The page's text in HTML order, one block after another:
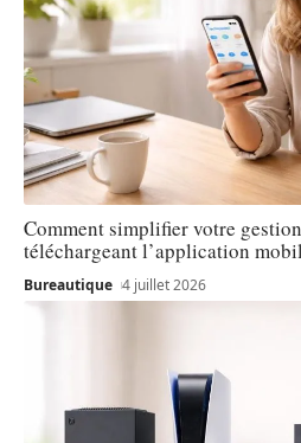
Comment simplifier votre
téléchargeant l’application
Bureautique 4 juillet 2026